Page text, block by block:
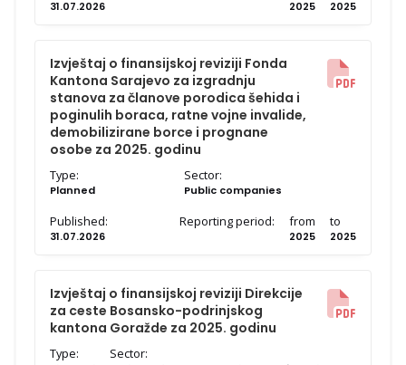
31.07.2026 2025 2025
Izvještaj o finansijskoj reviziji Fonda
Kantona Sarajevo za izgradnju
stanova za članove porodica šehida i
poginulih boraca, ratne vojne invalide,
demobilizirane borce i prognane
osobe za 2025. godinu
Type:
Planned
Sector:
Public companies
Published:
31.07.2026
Reporting period: from
2025
to
2025
Izvještaj o finansijskoj reviziji Direkcije
za ceste Bosansko-podrinjskog
kantona Goražde za 2025. godinu
Type: Sector:
Type:
Published:
16.04.2025
Reporting period: from